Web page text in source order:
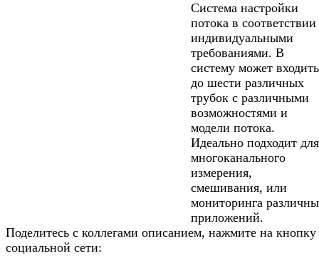
Система настройки
потока в соответствии
индивидуальными
требованиями. В
систему может входить
до шести различных
трубок с различными
возможностями и
модели потока.
Идеально подходит для
многоканального
измерения,
смешивания, или
мониторинга
приложений.
Поделитесь с коллегами описанием, нажмите на кнопку
социальной сети: